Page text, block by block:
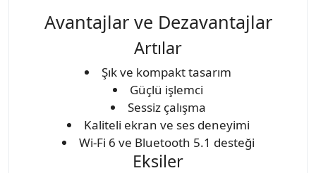
Avantajlar ve Dezavantajlar
Artılar
Şık ve kompakt tasarım
Güçlü işlemci
Sessiz çalışma
Kaliteli ekran ve ses deneyimi
Wi-Fi 6 ve Bluetooth 5.1 desteği
Eksiler